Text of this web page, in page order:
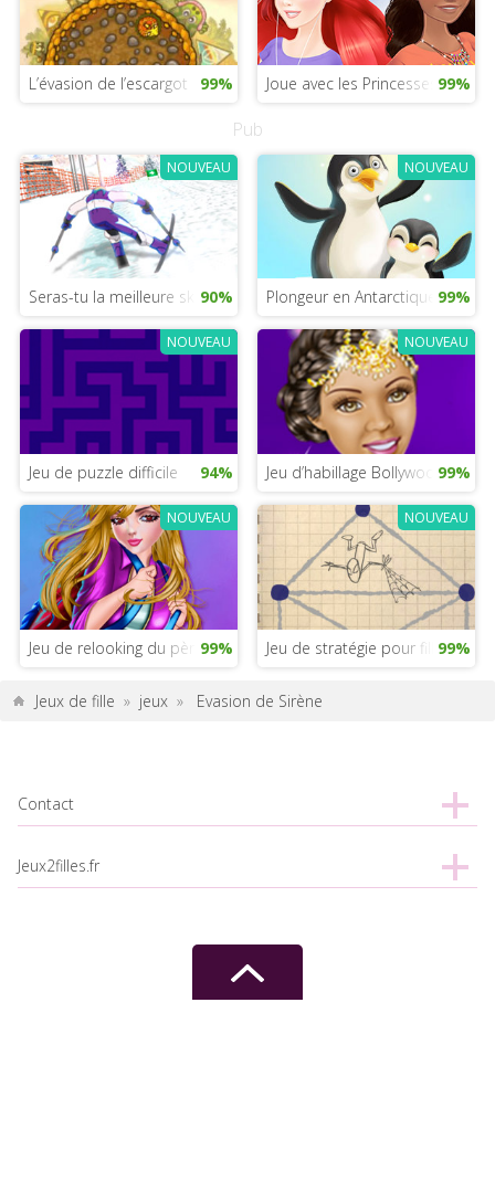
L’évasion de l’escargot 99% Joue avec les Princesses99%
Pub
NOUVEAU
Seras-tu la meilleure skieuse ?
90%
NOUVEAU
Plongeur en Antarctique 99%
NOUVEAU
Jeu de puzzle difficile 94%
NOUVEAU
Jeu d’habillage Bollywood99%
NOUVEAU
Jeu de relooking du père Noël
99%
NOUVEAU
Jeu de stratégie pour filles99%
Jeux de fille » jeux » Evasion de Sirène
Contact
Jeux2filles.fr